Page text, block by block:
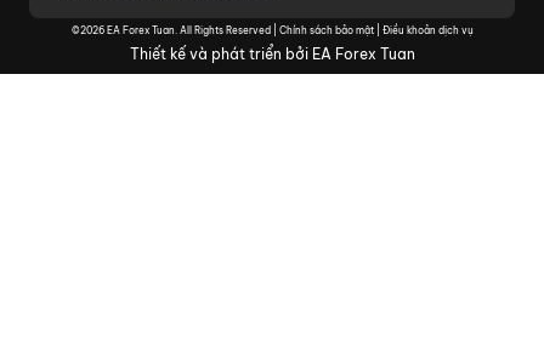
©2026 EA Forex Tuan. All Rights Reserved | Chính sách bảo mật| Điều khoản dịch vụ
Thiết kế và phát triển bởi EA Forex Tuan